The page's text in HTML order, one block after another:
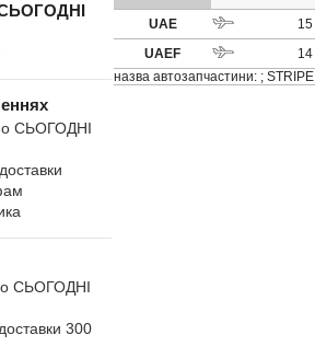
СЬОГОДНІ
СЬОГОДНІ
300
UAE 15
UAEF
14
назва автозапчастини: ;